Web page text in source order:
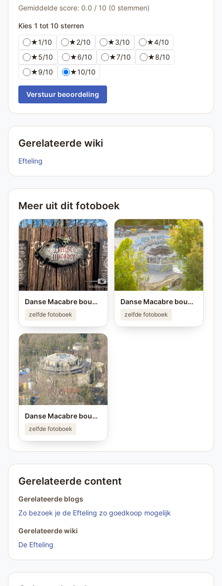
Gemiddelde score: 0.0 / 10 (0 stemmen)
Kies 1 tot 10 sterren
★1/10 ★2/10 ★3/10 ★4/10
★5/10 ★6/10 ★7/10 ★8/10
★9/10 ★10/10
Verstuur beoordeling
Gerelateerde wiki
Efteling
Meer uit dit fotoboek
Danse Macabre bouwfoto
zelfde fotoboek
Danse Macabre bouwfoto
zelfde fotoboek
Danse Macabre bouwfoto
zelfde fotoboek
Gerelateerde content
Gerelateerde blogs
Zo bezoek je de Efteling zo goedkoop mogelijk
Gerelateerde wiki
De Efteling